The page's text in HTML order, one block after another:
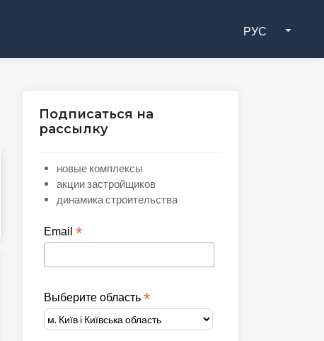
РУС
Подписаться на
рассылку
новые комплексы
акции застройщиков
динамика строительства
Email*
Выберите область*